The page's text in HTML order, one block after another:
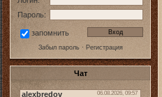
Пароль:
запомнить
Забыл пароль· Регистрация
Чат